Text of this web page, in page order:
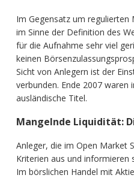
Im Gegensatz um
im Sinne der Definition des
für die Aufnahme sehr viel
keinen
Sicht von Anlegern ist der
verbunden. Ende 2007
ausländische Titel.
Mangelnde Liquidität:
Anleger, die im Open Market
Kriterien aus und informieren
Im börslichen Handel mit